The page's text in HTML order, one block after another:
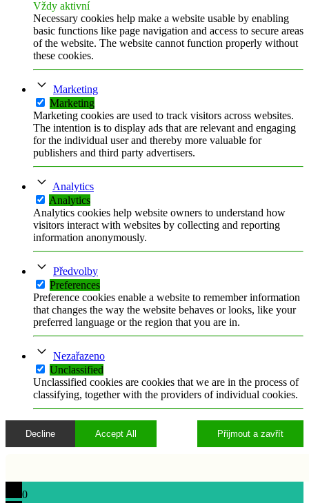
Vždy aktivní
Necessary cookies help make a website usable by enabling
basic functions like page navigation and access to secure areas
of the website. The website cannot function properly without
these cookies.
Marketing
Marketing
Marketing cookies are used to track visitors across websites.
The intention is to display ads that are relevant and engaging
for the individual user and thereby more valuable for
publishers and third party advertisers.
Analytics
Analytics
Analytics cookies help website owners to understand how
visitors interact with websites by collecting and reporting
information anonymously.
Předvolby
Preferences
Preference cookies enable a website to remember information
that changes the way the website behaves or looks, like your
preferred language or the region that you are in.
Nezařazeno
Unclassified
Unclassified cookies are cookies that we are in the process of
classifying, together with the providers of individual cookies.
Decline Accept All Přijmout a zavřít
0